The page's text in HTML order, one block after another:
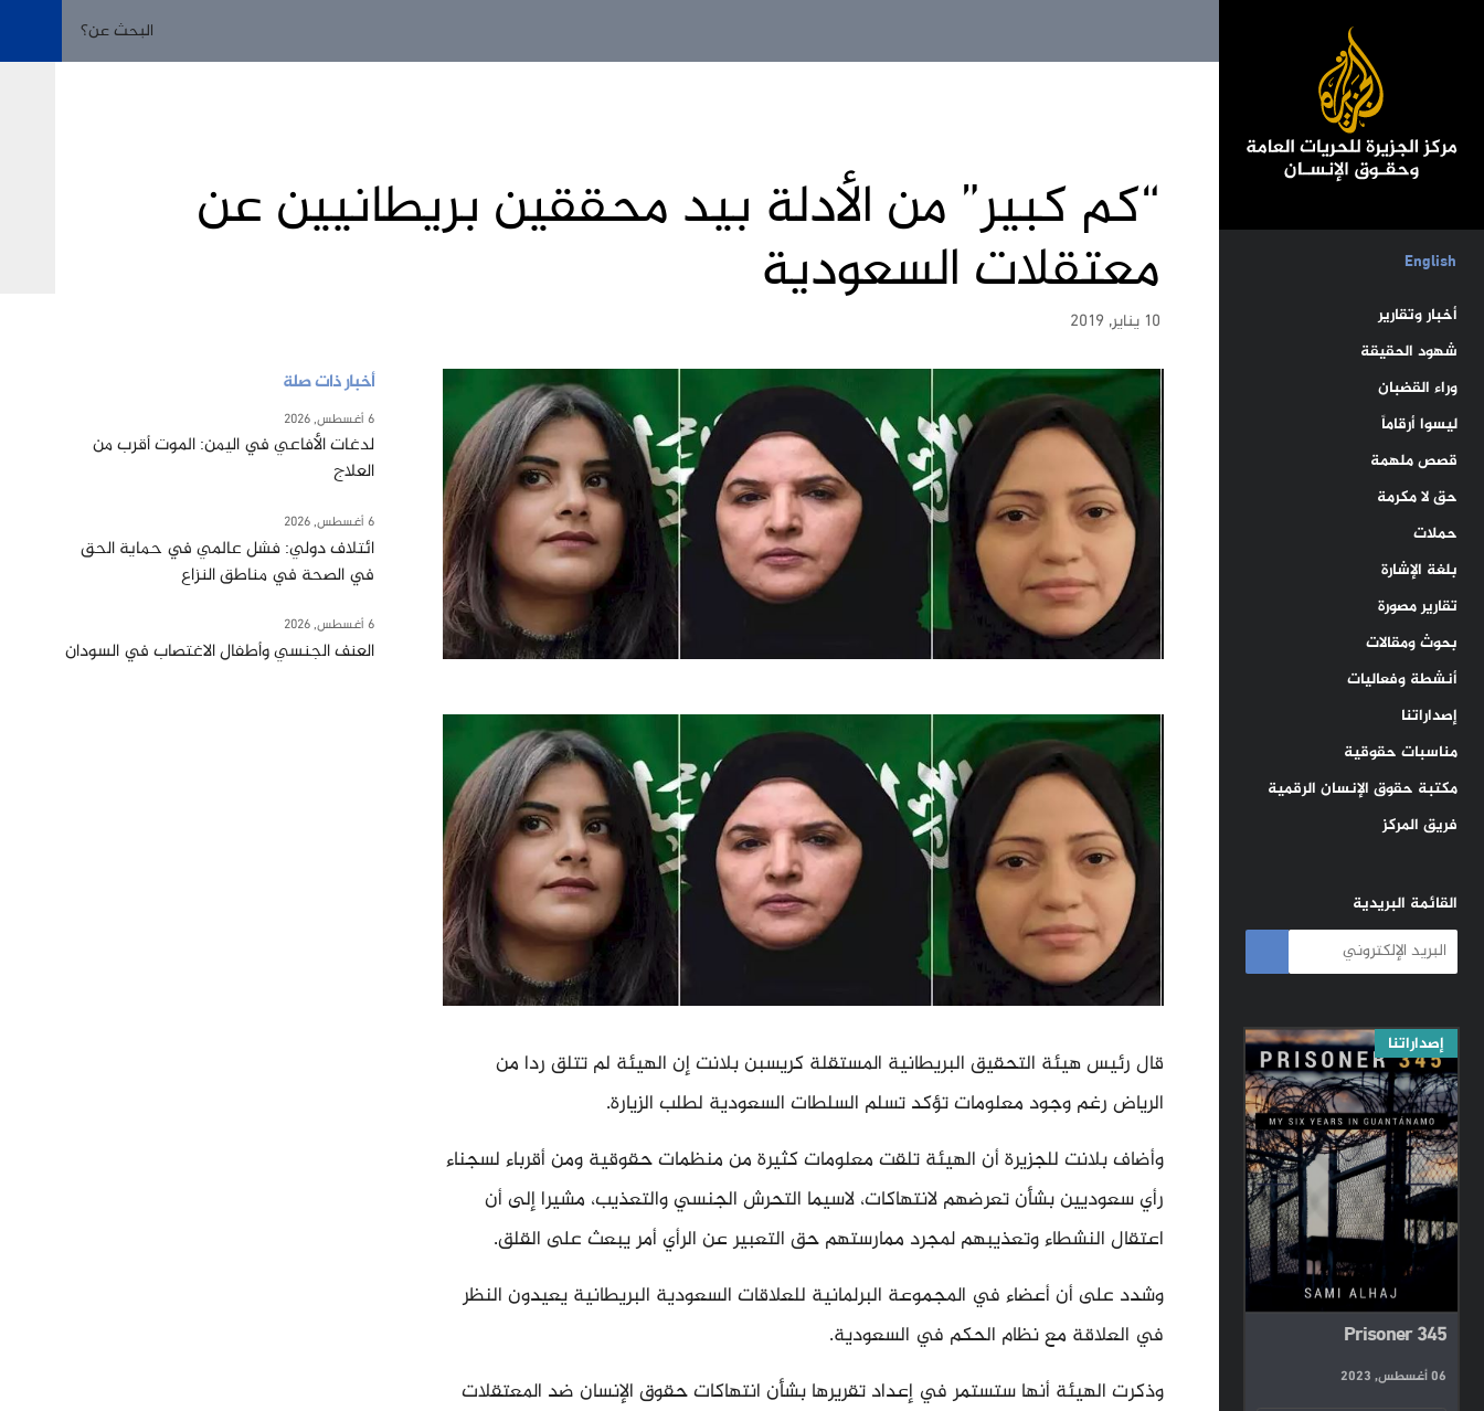
English
أخبار وتقارير
شهود الحقيقة
وراء القضبان
ليسوا أرقاماً
قصص ملهمة
حق لا مكرمة
حملات
بلغة الإشارة
تقارير مصورة
بحوث ومقالات
أنشطة وفعاليات
إصداراتنا
مناسبات حقوقية
مكتبة حقوق الإنسان الرقمية
فريق المركز
القائمة البريدية
إصداراتنا
Prisoner 345
06 أغسطس, 2023
“كم كبير” من الأدلة بيد محققين بريطانيين عن
معتقلات السعودية
10 يناير, 2019
قال رئيس هيئة التحقيق البريطانية المستقلة كريسبن بلانت إن الهيئة لم تتلق ردا من
الرياض رغم وجود معلومات تؤكد تسلم السلطات السعودية لطلب الزيارة.
وأضاف بلانت للجزيرة أن الهيئة تلقت معلومات كثيرة من منظمات حقوقية ومن أقرباء لسجناء
رأي سعوديين بشأن تعرضهم لانتهاكات، لاسيما التحرش الجنسي والتعذيب، مشيرا إلى أن
اعتقال النشطاء وتعذيبهم لمجرد ممارستهم حق التعبير عن الرأي أمر يبعث على القلق.
وشدد على أن أعضاء في المجموعة البرلمانية للعلاقات السعودية البريطانية يعيدون النظر
في العلاقة مع نظام الحكم في السعودية.
وذكرت الهيئة أنها ستستمر في إعداد تقريرها بشأن انتهاكات حقوق الإنسان ضد المعتقلات
أخبار ذات صلة
6 أغسطس, 2026
لدغات الأفاعي في اليمن: الموت أقرب من
العلاج
6 أغسطس, 2026
ائتلاف دولي: فشل عالمي في حماية الحق
في الصحة في مناطق النزاع
6 أغسطس, 2026
العنف الجنسي وأطفال الاغتصاب في السودان